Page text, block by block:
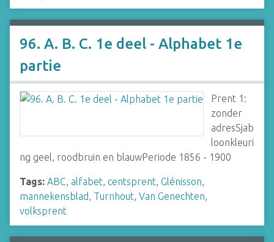
96. A. B. C. 1e deel - Alphabet 1e
partie
Prent 1:
zonder
adresSjab
loonkleuri
ng geel, roodbruin en blauwPeriode 1856 - 1900
Tags: ABC, alfabet, centsprent, Glénisson,
mannekensblad, Turnhout, Van Genechten,
volksprent